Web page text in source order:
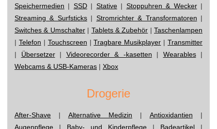
Speichermedien | SSD| Stative| Stoppuhren & Wecker|
Streaming & Surfsticks| Stromrichter & Transformatoren |
Switches & Umschalter| Tablets & Zubehör | Taschenlampen
| Telefon | Touchscreen |Tragbare Musikplayer | Transmitter
| Übersetzer| Videorecorder & -kasetten | Wearables|
Webcams & USB-Kameras | Xbox
Drogerie
After-Shave | Alternative Medizin | Antioxidantien |
Augenpflege | Baby- und Kinderpflege | Badeartikel |